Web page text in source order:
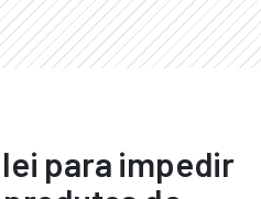
para impedir